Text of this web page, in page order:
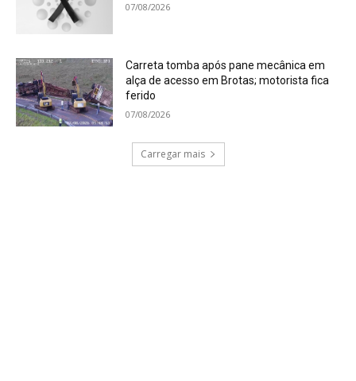
07/08/2026
Carreta tomba após pane mecânica em
alça de acesso em Brotas; motorista fica
ferido
07/08/2026
Carregar mais